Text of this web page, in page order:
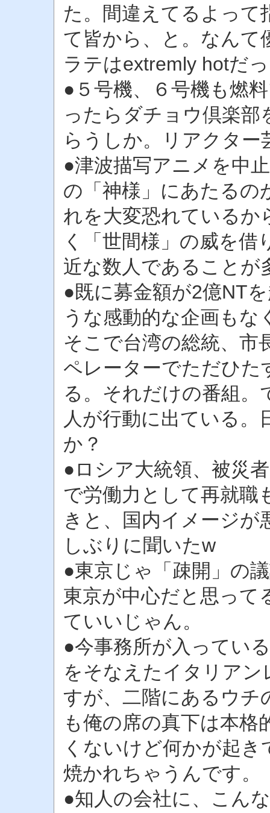
た。間違えてるよって
て皆から、と。なんて
ラテはextremly hotだ
●５号機、６号機も燃
ったらダチョウ倶楽部
らうしか。リアクター
●津波描写アニメを中
の「神様」にあたるの
れを大変恐れているか
く「世間様」の威を借
近な数人であることが
●既に募金額が2億NT
うな感動的な企画もな
そこで台湾の総統、市
ペレーターでただひた
る。それだけの番組。
人が行動に出ている
か？
●ロシア大統領、被災
で労働力として再就
きと、国内イメージ
しぶりに聞いたw
●東京じゃ「疎開」の
東京が中心だと思って
ていいじゃん。
●今事務所が入ってい
をそなえたイタリア
すが、二階にあるウチ
も俺の席の真下は本
くないけど何かが起
焼かれちゃうんです。
●知人の会社に、こん